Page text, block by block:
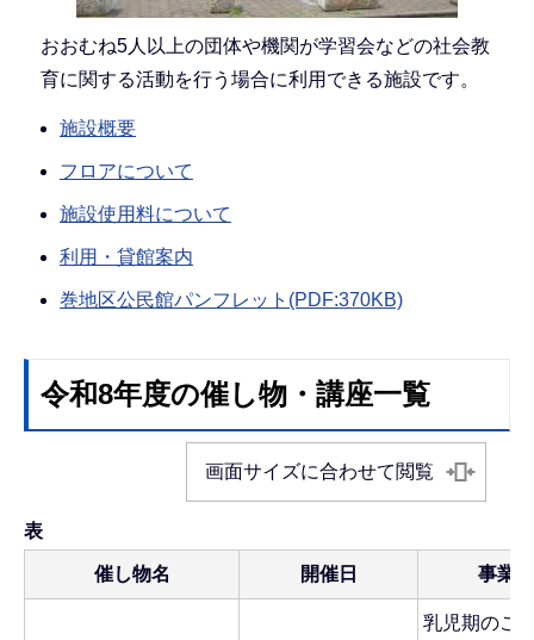
おおむね5人以上の団体や機関が学習会などの社会教
育に関する活動を行う場合に利用できる施設です。
施設概要
フロアについて
施設使用料について
利用・貸館案内
巻地区公民館パンフレット(PDF:370KB)
令和8年度の催し物・講座一覧
画面サイズに合わせて閲覧
表
催し物名 開催日 事業
乳児期のこ